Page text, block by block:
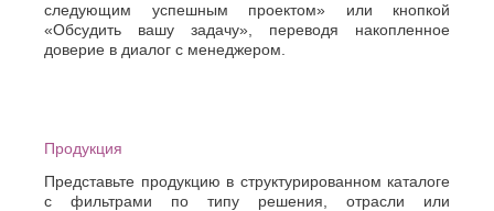
следующим успешным проектом» или кнопкой
«Обсудить вашу задачу», переводя накопленное
доверие в диалог с менеджером.
Продукция
Представьте продукцию в структурированном каталоге
с фильтрами по типу решения, отрасли или